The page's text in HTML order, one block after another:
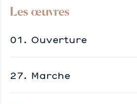
Les œuvres
01. Ouverture
27. Marche